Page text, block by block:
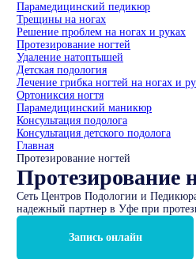
Парамедицинский педикюр
Трещины на ногах
Решение проблем на ногах и руках
Протезирование ногтей
Удаление натоптышей
Детская подология
Лечение грибка ногтей на ногах и
Ортониксия ногтя
Парамедицинский маникюр
Консультация подолога
Консультация детского подолога
Главная
Протезирование ногтей
Протезирование
Сеть Центров Подологии и
надежный партнер в Уфе при
Запись онлайн